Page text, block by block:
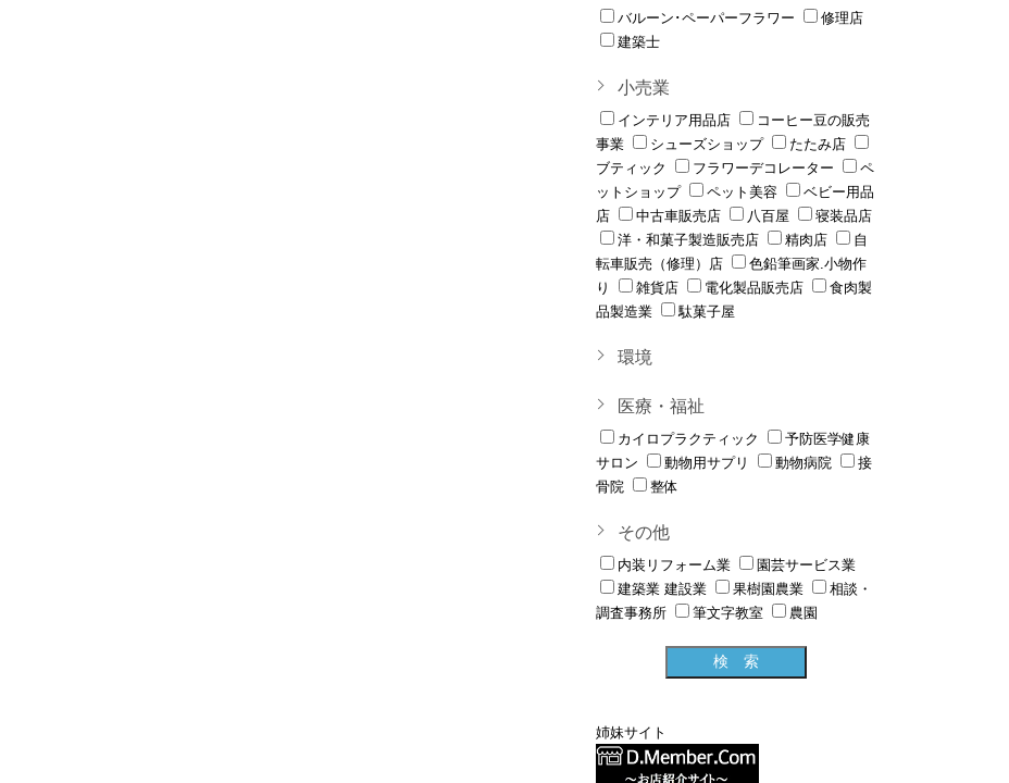
バルーン･ペーパーフラワー
修理店
建築士
小売業
インテリア用品店
コーヒー豆の販売
事業
シューズショップ
たたみ店
ブティック
フラワーデコレーター
ペ
ットショップ
ペット美容
ベビー用品
店
中古車販売店 八百屋
寝装品店
洋・和菓子製造販売店
精肉店
自
転車販売（修理）店
色鉛筆画家.小物作
り
雑貨店 電化製品販売店
食肉製
品製造業
駄菓子屋
環境
医療・福祉
カイロプラクティック
予防医学健康
サロン
動物用サプリ 動物病院
接
骨院
整体
その他
内装リフォーム業
園芸サービス業
建築業 建設業
果樹園農業
相談・
調査事務所
筆文字教室 農園
姉妹サイト